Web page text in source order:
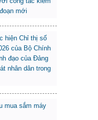
mới
hiện Chỉ thị số
của Bộ Chính
đạo của Đảng
nhân dân trong
mua sắm máy